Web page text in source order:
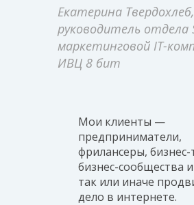
Екатерина Твердохлеб,
руководитель отдела
маркетинговой IT-
ИВЦ 8 бит
Мои клиенты —
предприниматели,
фрилансеры,
бизнес-сообщества
так или иначе
дело в интернете.